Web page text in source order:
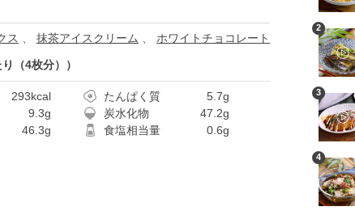
ス 抹茶アイスクリーム ホワイトチョコレート
（4枚分））
293kcal たんぱく質
5.7g
9.3g 炭水化物
47.2g
46.3g 食塩相当量 0.6g
2
3
4